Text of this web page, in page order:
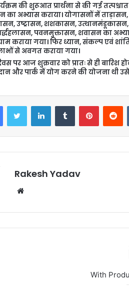
की शुरूआत प्रार्थना से की गई
का अभ्यास कराया। योगासनों में
उष्ट्रासन, शशकासन,
पवनमुक्तासन, शवासन का
कराया गया। फिर ध्यान, संकल्प एवं
से अवगत कराया गया।
पर आज शुक्रवार को प्रातः से ही
और पार्क में योग करने की योजना थी उसे
Rakesh Yadav
b
s
With